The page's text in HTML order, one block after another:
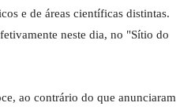
e de áreas científicas distintas.
neste dia, no "Sítio do
ao contrário do que anunciaram